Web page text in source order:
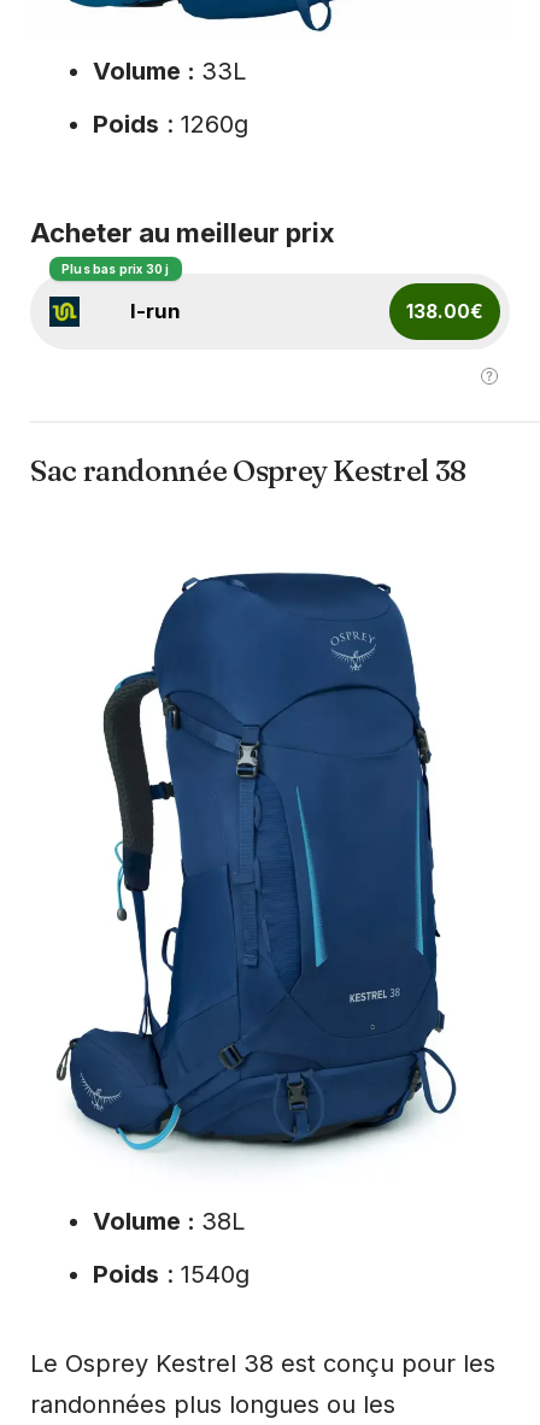
Volume : 33L
Poids : 1260g
Acheter au meilleur prix
I-run 138.00€
Plus bas prix 30 j
Sac randonnée Osprey Kestrel 38
Volume : 38L
Poids : 1540g
Le Osprey Kestrel 38 est conçu pour les
randonnées plus longues ou les